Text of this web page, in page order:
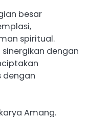
besar
spiritual.
dengan
dengan
Amang.